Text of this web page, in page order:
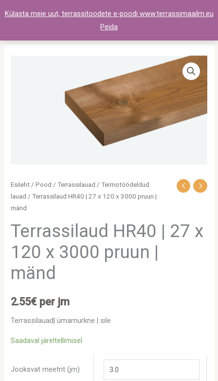
Külasta meie uut, terrassitoodete e-poodi www.terrassimaailm.eu
Peida
to
Esileht /Pood /Terrassilauad /Termotöödeldud
lauad / Terrassilaud HR40 | 27 x 120 x 3000 pruun |
mänd
Terrassilaud HR40 | 27 x
120 x 3000 pruun |
mänd
2.55€ per jm
Terrassilauad| ümarnurkne | sile
Saadaval järeltellimisel
Jooksvat meetrit (jm)
mänd
kogus